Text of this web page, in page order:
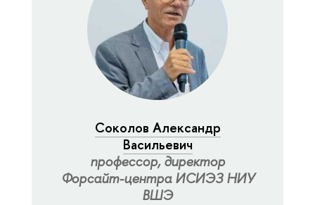
Соколов Александр
Васильевич
профессор, директор
Форсайт-центра ИСИЭЗ НИУ
ВШЭ